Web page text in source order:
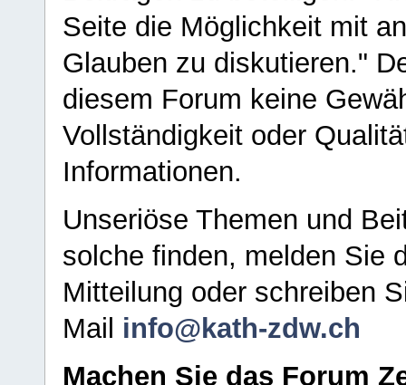
Seite die Möglichkeit mit
Glauben zu diskutieren."
diesem Forum keine
Vollständigkeit oder
Informationen.
Unseriöse Themen und
solche finden, melden Sie
Mitteilung oder schreiben
Mail info@kath-zdw.ch
Machen Sie das Forum